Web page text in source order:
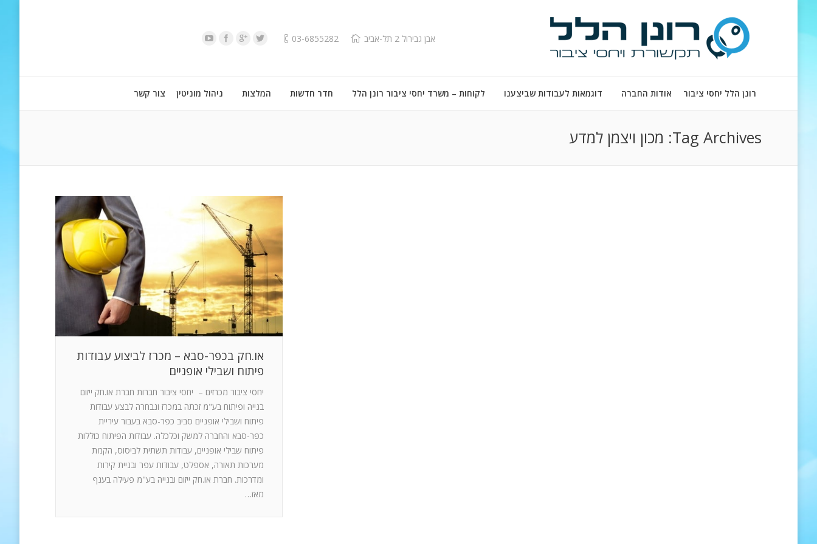
אבן גבירול 2 תל-אביב 03-6855282
רונן הלל יחסי ציבור אודות החברה דוגמאות לעבודות שביצענו לקוחות – משרד יחסי ציבור רונן הלל חדר חדשות המלצות ניהול מוניטין צור קשר
Tag Archives: מכון ויצמן למדע
או.חק בכפר-סבא – מכרז לביצוע עבודות
פיתוח ושבילי אופניים
יחסי ציבור מכרזים – יחסי ציבור חברות חברת או.חק ייזום
בנייה ופיתוח בע"מ זכתה במכרז ונבחרה לבצע עבודות
פיתוח ושבילי אופניים סביב כפר-סבא בעבור עיריית
כפר-סבא והחברה למשק וכלכלה. עבודות הפיתוח כוללות
פיתוח שבילי אופניים, עבודות תשתית לביסוס, הקמת
מערכות תאורה, אספלט, עבודות עפר ובניית קירות
ומדרכות. חברת או.חק ייזום ובנייה בע"מ פעילה בענף
מאז…